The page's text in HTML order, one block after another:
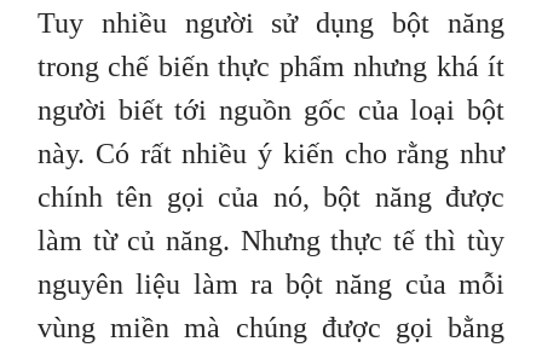
Tuy nhiều người sử dụng bột năng
trong chế biến thực phẩm nhưng khá ít
người biết tới nguồn gốc của loại bột
này. Có rất nhiều ý kiến cho rằng như
chính tên gọi của nó, bột năng được
làm từ củ năng. Nhưng thực tế thì tùy
nguyên liệu làm ra bột năng của mỗi
vùng miền mà chúng được gọi bằng